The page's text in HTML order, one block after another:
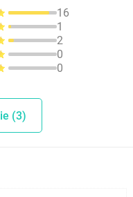
16
1
2
0
0
(3)